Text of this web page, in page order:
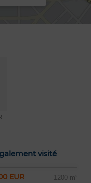
visité
EUR 1200 m²